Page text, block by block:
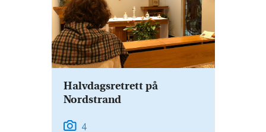
Halvdagsretrett på
Nordstrand
4